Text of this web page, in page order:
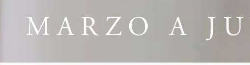
MARZO A